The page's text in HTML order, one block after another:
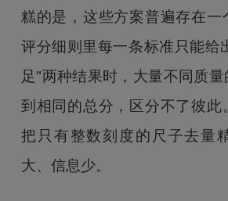
糕的是，这些方案普遍存在一
评分细则里每一条标准只能给
足"两种结果时，大量不同质
到相同的总分，区分不了彼此
把只有整数刻度的尺子去量
大、信息少。